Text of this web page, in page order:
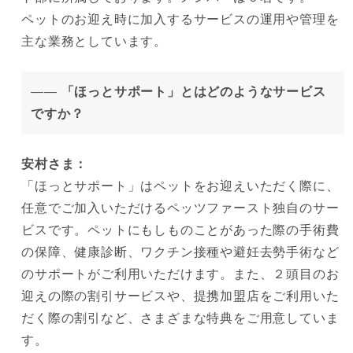
ペットのお迎え時に加入するサービスの運用や管理を
主な業務としています。
——
「ほっとサポート」とはどのようなサービス
ですか？
安村さま：
「ほっとサポート」はペットをお迎えいただく際に、
任意でご加入いただけるペッツファースト独自のサー
ビスです。ペットにもしものことがあった際の手術費
の保障、健康診断、ワクチン接種や避妊去勢手術など
のサポートがご利用いただけます。また、２頭目のお
迎えの際の割引サービスや、提携加盟店をご利用いた
だく際の割引など、さまざまな特典をご用意していま
す。